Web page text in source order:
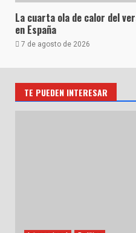
La cuarta ola de calor del
en España
7 de agosto de 2026
TE PUEDEN INTERESAR